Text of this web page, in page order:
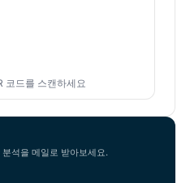
코드를 스캔하세요
석을 메일로 받아보세요.